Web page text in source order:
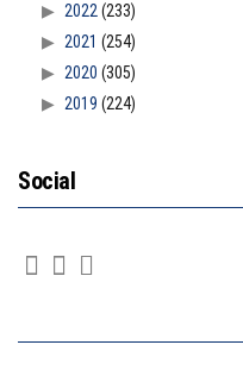
2022 (233)
2021 (254)
2020 (305)
2019 (224)
Social